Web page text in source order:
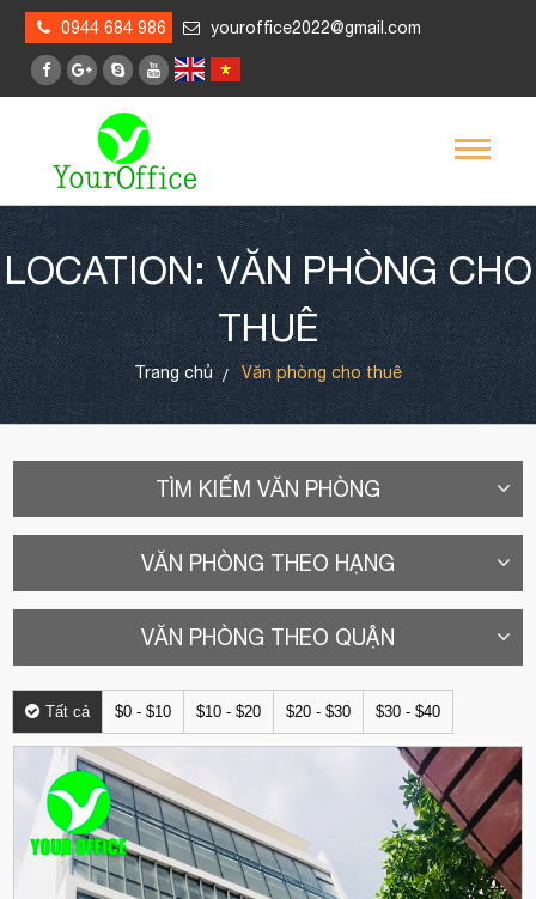
0944 684 986 youroffice2022@gmail.com
LOCATION: VĂN PHÒNG CHO
THUÊ
Trang chủ Văn phòng cho thuê
TÌM KIẾM VĂN PHÒNG
VĂN PHÒNG THEO HẠNG
VĂN PHÒNG THEO QUẬN
Tất cả $0 - $10 $10 - $20 $20 - $30 $30 - $40